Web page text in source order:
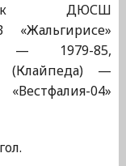
ДЮСШ
«Жальгирисе»
— 1979-85,
(Клайпеда) —
04»